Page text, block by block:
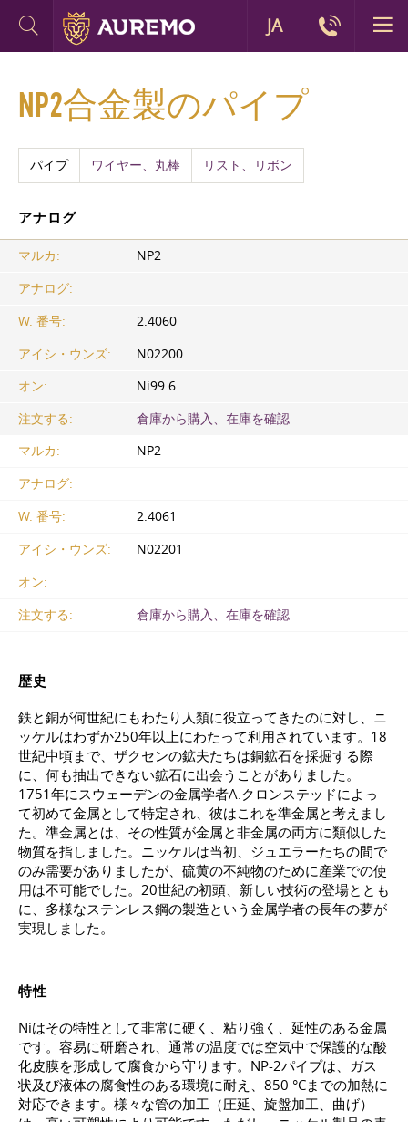
NP2合金製のパイプ
パイプ ワイヤー、丸棒 リスト、リボン
アナログ
マルカ:
NP2
アナログ:
W. 番号:
2.4060
アイシ・ウンズ:
N02200
オン:
Ni99.6
注文する:
倉庫から購入、在庫を確認
マルカ:
NP2
アナログ:
W. 番号:
2.4061
アイシ・ウンズ:
N02201
オン:
注文する:
倉庫から購入、在庫を確認
歴史
鉄と銅が何世紀にもわたり人類に役立ってきたのに対し、ニ
ッケルはわずか250年以上にわたって利用されています。18
世紀中頃まで、ザクセンの鉱夫たちは銅鉱石を採掘する際
に、何も抽出できない鉱石に出会うことがありました。
1751年にスウェーデンの金属学者A.クロンステッドによっ
て初めて金属として特定され、彼はこれを準金属と考えまし
た。準金属とは、その性質が金属と非金属の両方に類似した
物質を指しました。ニッケルは当初、ジュエラーたちの間で
のみ需要がありましたが、硫黄の不純物のために産業での使
用は不可能でした。20世紀の初頭、新しい技術の登場ととも
に、多様なステンレス鋼の製造という金属学者の長年の夢が
実現しました。
特性
Niはその特性として非常に硬く、粘り強く、延性のある金属
です。容易に研磨され、通常の温度では空気中で保護的な酸
化皮膜を形成して腐食から守ります。NP-2パイプは、ガス
状及び液体の腐食性のある環境に耐え、850 °Cまでの加熱に
対応できます。様々な管の加工（圧延、旋盤加工、曲げ）
JA